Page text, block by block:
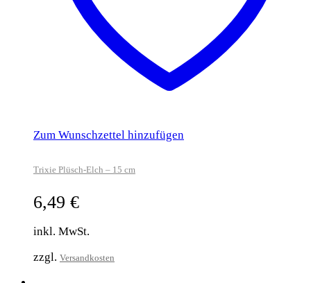
Zum Wunschzettel hinzufügen
Trixie Plüsch-Elch – 15 cm
6,49 €
inkl. MwSt.
zzgl. Versandkosten